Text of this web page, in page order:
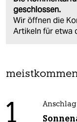
geschlossen.
Wir öffnen die
Artikeln für etwa
1